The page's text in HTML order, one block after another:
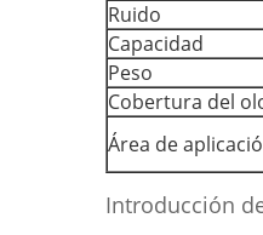
Ruido
Capacidad
Peso
Cobertura del
Área de
Introducción